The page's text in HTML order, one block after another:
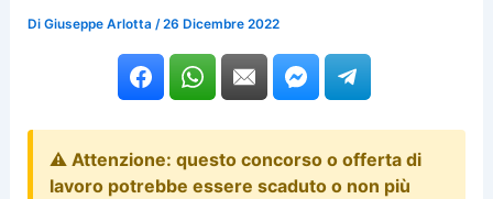
DiGiuseppe Arlotta /26 Dicembre 2022
⚠️ Attenzione: questo concorso o offerta di
lavoro potrebbe essere scaduto o non più